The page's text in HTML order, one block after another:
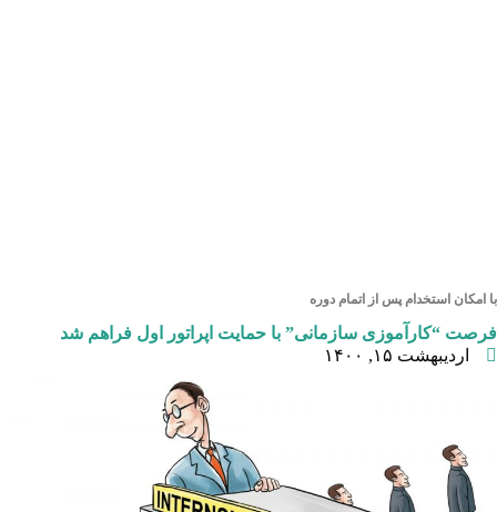
با امکان استخدام پس از اتمام دوره
فرصت “کارآموزی سازمانی” با حمایت اپراتور اول فراهم شد
اردیبهشت ۱۵, ۱۴۰۰